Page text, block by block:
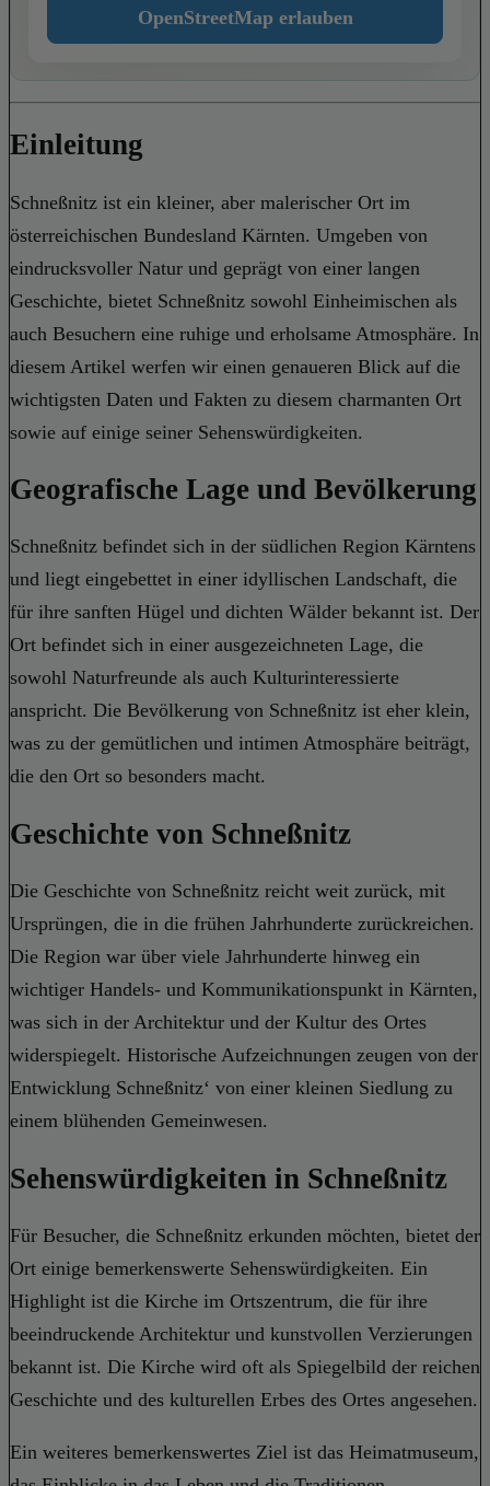
OpenStreetMap erlauben
Einleitung
Schneßnitz ist ein kleiner, aber malerischer Ort im
österreichischen Bundesland Kärnten. Umgeben von
eindrucksvoller Natur und geprägt von einer langen
Geschichte, bietet Schneßnitz sowohl Einheimischen als
auch Besuchern eine ruhige und erholsame Atmosphäre. In
diesem Artikel werfen wir einen genaueren Blick auf die
wichtigsten Daten und Fakten zu diesem charmanten Ort
sowie auf einige seiner Sehenswürdigkeiten.
Geografische Lage und Bevölkerung
Schneßnitz befindet sich in der südlichen Region Kärntens
und liegt eingebettet in einer idyllischen Landschaft, die
für ihre sanften Hügel und dichten Wälder bekannt ist. Der
Ort befindet sich in einer ausgezeichneten Lage, die
sowohl Naturfreunde als auch Kulturinteressierte
anspricht. Die Bevölkerung von Schneßnitz ist eher klein,
was zu der gemütlichen und intimen Atmosphäre beiträgt,
die den Ort so besonders macht.
Geschichte von Schneßnitz
Die Geschichte von Schneßnitz reicht weit zurück, mit
Ursprüngen, die in die frühen Jahrhunderte zurückreichen.
Die Region war über viele Jahrhunderte hinweg ein
wichtiger Handels- und Kommunikationspunkt in Kärnten,
was sich in der Architektur und der Kultur des Ortes
widerspiegelt. Historische Aufzeichnungen zeugen von der
Entwicklung Schneßnitz‘ von einer kleinen Siedlung zu
einem blühenden Gemeinwesen.
Sehenswürdigkeiten in Schneßnitz
Für Besucher, die Schneßnitz erkunden möchten, bietet der
Ort einige bemerkenswerte Sehenswürdigkeiten. Ein
Highlight ist die Kirche im Ortszentrum, die für ihre
beeindruckende Architektur und kunstvollen Verzierungen
bekannt ist. Die Kirche wird oft als Spiegelbild der reichen
Geschichte und des kulturellen Erbes des Ortes angesehen.
Ein weiteres bemerkenswertes Ziel ist das Heimatmuseum,